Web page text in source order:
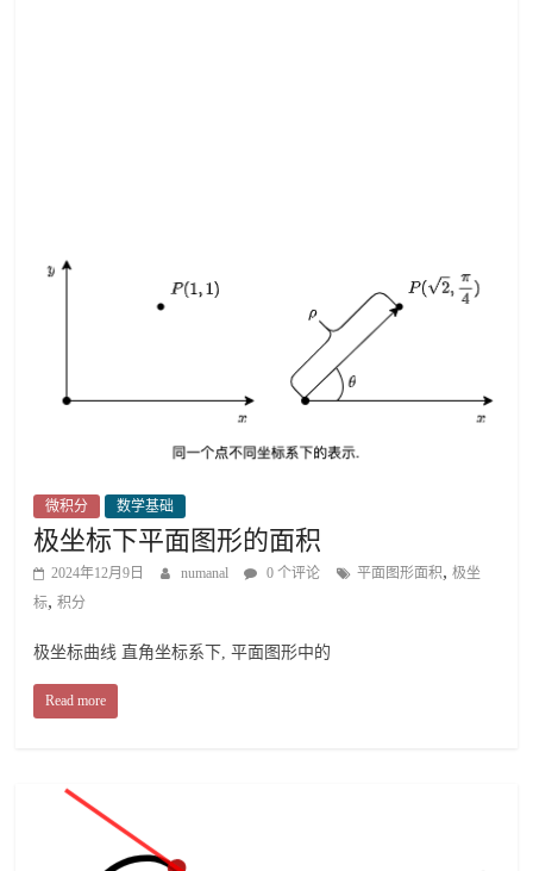
微积分 数学基础
极坐标下平面图形的面积
2024年12月9日 numanal 0 个评论 平面图形面积,极坐
标,积分
极坐标曲线 直角坐标系下, 平面图形中的
Read more